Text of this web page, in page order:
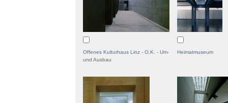
Offenes Kulturhaus Linz - O.K. - Um-
und Ausbau
Heimatmuseum